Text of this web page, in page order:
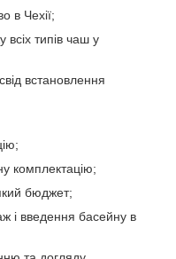
в Чехії;
типів чаш у
встановлення
комплектацію;
бюджет;
і введення басейну в